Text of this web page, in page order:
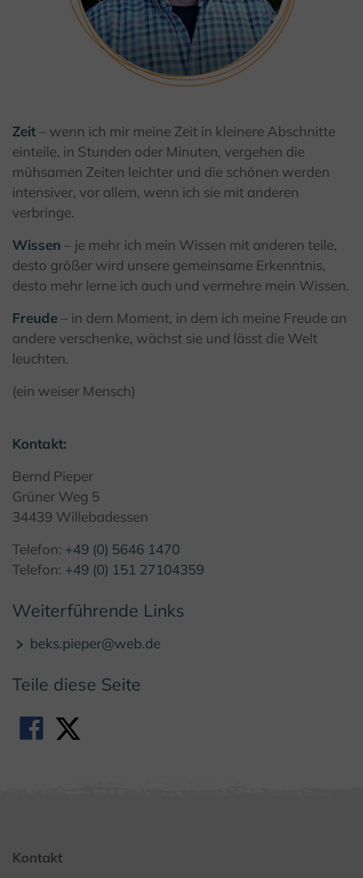
© Bernd Pieper
Zeit– wenn ich mir meine Zeit in kleinere Abschnitte
einteile, in Stunden oder Minuten, vergehen die
mühsamen Zeiten leichter und die schönen werden
intensiver, vor allem, wenn ich sie mit anderen
verbringe.
Wissen – je mehr ich mein Wissen mit anderen teile,
desto größer wird unsere gemeinsame Erkenntnis,
desto mehr lerne ich auch und vermehre mein Wissen.
Freude– in dem Moment, in dem ich meine Freude an
andere verschenke, wächst sie und lässt die Welt
leuchten.
(ein weiser Mensch)
Kontakt:
Bernd Pieper
Grüner Weg 5
34439 Willebadessen
Telefon: +49 (0) 5646 1470
Telefon: +49 (0) 151 27104359
Weiterführende Links
beks.pieper@web.de
Teile diese Seite
Kontakt